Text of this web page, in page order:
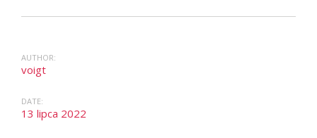
AUTHOR:
voigt
DATE:
13 lipca 2022